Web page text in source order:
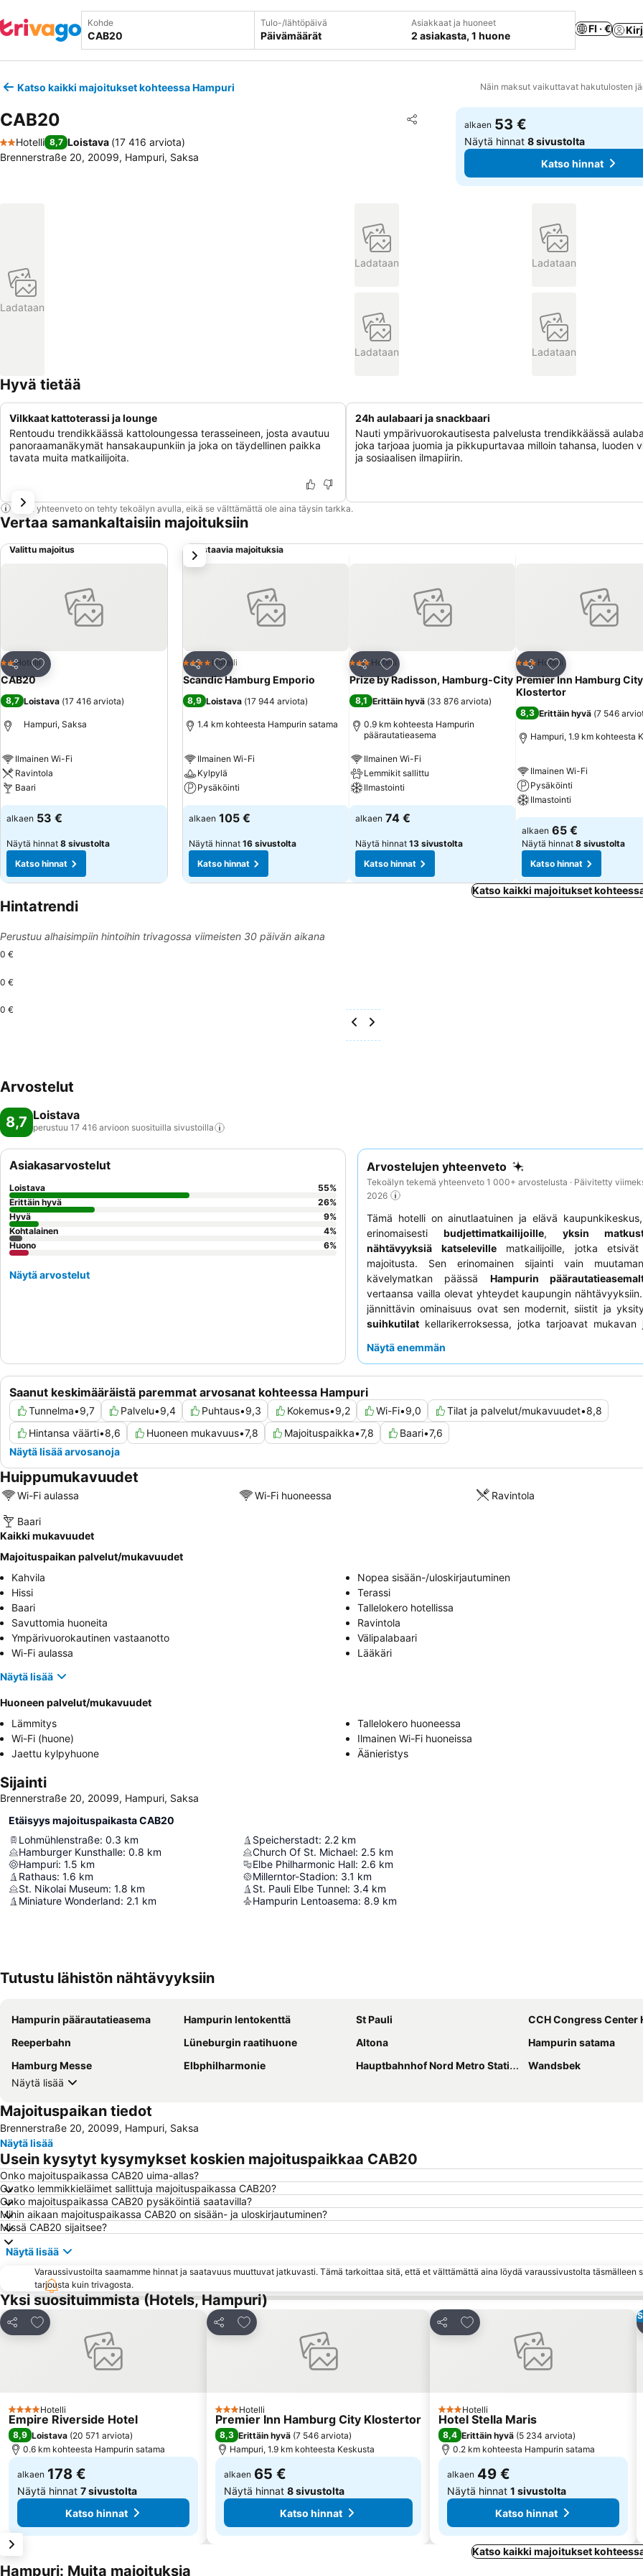
Kohde Tulo-/lähtöpäivä
Päivämäärät
Asiakkaat ja huoneet
2 asiakasta, 1 huone
FI · €
Katso kaikki majoitukset kohteessa Hampuri Näin maksut vaikuttavat hakutulosten
CAB20 Jaa
Lisää suosikkeihin
2 Tähtiluokitus
Hotelli 8,7 Loistava (17 416 arviota)
Brennerstraße 20, 20099, Hampuri, Saksa
alkaen 53 €
Näytä hinnat8 sivustolta
Katso hinnat
Ladataan
Ladataan Ladataan
Ladataan Ladataan
Hyvä tietää
Vilkkaat kattoterassi ja lounge
Rentoudu trendikkäässä kattoloungessa terasseineen, josta avautuu
panoraamanäkymät hansakaupunkiin ja joka on täydellinen paikka
tavata muita matkailijoita.
24h aulabaari ja snackbaari
Nauti ympärivuorokautisesta palvelusta trendikkäässä
joka tarjoaa juomia ja pikkupurtavaa milloin tahansa, luoden
ja sosiaalisen ilmapiirin.
Tämä yhteenveto on tehty tekoälyn avulla, eikä se välttämättä ole aina täysin tarkka.
Vertaa samankaltaisiin majoituksiin
Valittu majoitus
Jaa
Lisää suosikkeihin
2 Tähtiluokitus
Hotelli
CAB20
8,7 Loistava (17 416 arviota)
Hampuri, Saksa
Ilmainen Wi-Fi
Ravintola
Baari
alkaen 53 €
Näytä hinnat 8 sivustolta
Katso hinnat
Vastaavia majoituksia
Jaa
Lisää suosikkeihin
4 Tähtiluokitus
Hotelli
Scandic Hamburg Emporio
8,9 Loistava (17 944 arviota)
1.4 km kohteesta Hampurin satama
Ilmainen Wi-Fi
Kylpylä
Pysäköinti
alkaen 105 €
Näytä hinnat 16 sivustolta
Katso hinnat
Jaa
Lisää suosikkeihin
3 Tähtiluokitus
Hotelli
Prize by Radisson, Hamburg-City
8,1 Erittäin hyvä (33 876 arviota)
0.9 km kohteesta Hampurin
päärautatieasema
Ilmainen Wi-Fi
Lemmikit sallittu
Ilmastointi
alkaen 74 €
Näytä hinnat 13 sivustolta
Katso hinnat
Jaa
Lisää suosikkeihin
3 Tähtiluokitus
Hotelli
Premier Inn Hamburg City
Klostertor
8,3 Erittäin hyvä (7 546
Hampuri, 1.9 km kohteesta
Ilmainen Wi-Fi
Pysäköinti
Ilmastointi
alkaen 65 €
Näytä hinnat 8 sivustolta
Katso hinnat
seuraava
Katso kaikki majoitukset
Hintatrendi
Perustuu alhaisimpiin hintoihin trivagossa viimeisten 30 päivän aikana
0 €
0 €
0 €
Arvostelut
8,7 Loistava
perustuu 17 416 arvioon suosituilla sivustoilla
Arvostelujen yhteenveto
Tekoälyn tekemä yhteenveto 1 000+ arvostelusta · Päivitetty
2026
Tämä hotelli on ainutlaatuinen ja elävä
erinomaisesti budjettimatkailijoille, yksin
nähtävyyksiä katselevillematkailijoille, jotka etsivät
majoitusta. Sen erinomainen sijainti vain
kävelymatkan päässä Hampurin
vertaansa vailla olevat yhteydet kaupungin
jännittävin ominaisuus ovat sen modernit, siistit ja
suihkutilat kellarikerroksessa, jotka tarjoavat mukavan
henkilökuntaasekä
kokemusta kaipaaville asiakkaille suositellaan puutarhaan
huoneita.
Näytä enemmän
Saanut keskimääräistä paremmat arvosanat kohteessa Hampuri
Tunnelma•9,7 Palvelu•9,4 Puhtaus•9,3 Kokemus•9,2 Wi-Fi•9,0 Tilat ja palvelut/mukavuudet•8,8
Hintansa väärti•8,6 Huoneen mukavuus•7,8 Majoituspaikka•7,8 Baari•7,6
Näytä lisää arvosanoja
Asiakasarvostelut
Loistava 55%
Erittäin hyvä
26%
Hyvä
9%
Kohtalainen
4%
Huono
6%
Näytä arvostelut
Huippumukavuudet
Wi-Fi aulassa Wi-Fi huoneessa Ravintola
Baari
Kaikki mukavuudet
Majoituspaikan palvelut/mukavuudet
Kahvila
Nopea sisään-/uloskirjautuminen
Hissi
Terassi
Baari
Tallelokero hotellissa
Savuttomia huoneita
Ravintola
Ympärivuorokautinen vastaanotto
Välipalabaari
Wi-Fi aulassa
Lääkäri
Näytä lisää
Huoneen palvelut/mukavuudet
Lämmitys
Tallelokero huoneessa
Wi-Fi (huone)
Ilmainen Wi-Fi huoneissa
Jaettu kylpyhuone
Äänieristys
Sijainti
Brennerstraße 20, 20099, Hampuri, Saksa
Etäisyys majoituspaikasta CAB20
Lohmühlenstraße: 0.3 km
Hamburger Kunsthalle: 0.8 km
Hampuri: 1.5 km
Rathaus: 1.6 km
St. Nikolai Museum: 1.8 km
Miniature Wonderland: 2.1 km
Speicherstadt: 2.2 km
Church Of St. Michael: 2.5 km
Elbe Philharmonic Hall: 2.6 km
Millerntor-Stadion: 3.1 km
St. Pauli Elbe Tunnel: 3.4 km
Hampurin Lentoasema: 8.9 km
Tutustu lähistön nähtävyyksiin
Hampurin päärautatieasema Hampurin lentokenttä St Pauli
CCH Congress Center
Reeperbahn
Lüneburgin raatihuone Altona
Hampurin satama
Hamburg Messe
Elbphilharmonie Hauptbahnhof Nord Metro Station
Wandsbek
Näytä lisää
Majoituspaikan tiedot
Brennerstraße 20, 20099, Hampuri, Saksa
Näytä lisää
Usein kysytyt kysymykset koskien majoituspaikkaa CAB20
Onko majoituspaikassa CAB20 uima-allas?
Ovatko lemmikkieläimet sallittuja majoituspaikassa CAB20?
Onko majoituspaikassa CAB20 pysäköintiä saatavilla?
Mihin aikaan majoituspaikassa CAB20 on sisään- ja uloskirjautuminen?
Missä CAB20 sijaitsee?
Näytä lisää
Varaussivustoilta saamamme hinnat ja saatavuus muuttuvat jatkuvasti. Tämä tarkoittaa sitä, että et välttämättä aina löydä varaussivustolta täsmälleen
tarjousta kuin trivagosta.
Yksi suosituimmista (Hotels, Hampuri)
Jaa
Lisää suosikkeihin
4 Tähtiluokitus
Hotelli
Empire Riverside Hotel
8,9 Loistava (20 571 arviota)
0.6 km kohteesta Hampurin satama
alkaen 178 €
Näytä hinnat 7 sivustolta
Katso hinnat
Jaa
Lisää suosikkeihin
3 Tähtiluokitus
Hotelli
Premier Inn Hamburg City Klostertor
8,3 Erittäin hyvä (7 546 arviota)
Hampuri, 1.9 km kohteesta Keskusta
alkaen 65 €
Näytä hinnat 8 sivustolta
Katso hinnat
Jaa
Lisää suosikkeihin
3 Tähtiluokitus
Hotelli
Hotel Stella Maris
8,4 Erittäin hyvä (5 234 arviota)
0.2 km kohteesta Hampurin satama
alkaen 49 €
Näytä hinnat 1 sivustolta
Katso hinnat
Katso kaikki majoitukset
Hampuri: Muita majoituksia